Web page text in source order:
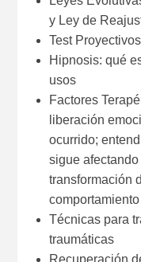
y Ley de
Test Proyectivos
Hipnosis: qué
usos
Factores
liberación
ocurrido;
sigue
transformación
Técnicas para
traumáticas